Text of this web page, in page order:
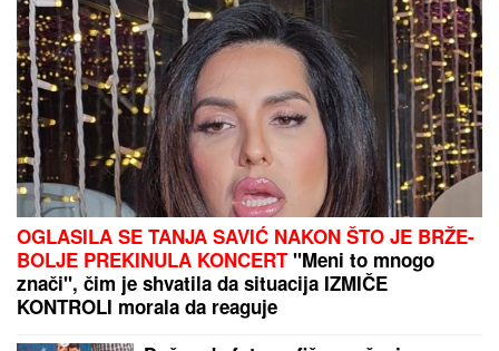
VODITELJKA RTS-A UŽIVA NA JAHTI Zategnuta kao
praćka u 52. godini: Otkopčala košulju i pokazala
zašto važi za jednu od najzgodnijih (Foto)